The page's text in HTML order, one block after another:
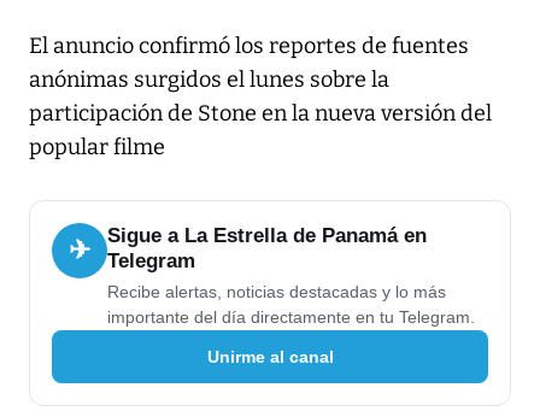
El anuncio confirmó los reportes de fuentes
anónimas surgidos el lunes sobre la
participación de Stone en la nueva versión del
popular filme
✈
Sigue a La Estrella de Panamá en
Telegram
Recibe alertas, noticias destacadas y lo más
importante del día directamente en tu Telegram.
Unirme al canal